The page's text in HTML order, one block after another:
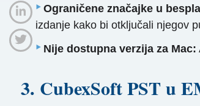
Ograničene značajke u
izdanje kako bi otključali njegov
Nije dostupna verzija za Mac:
3. CubexSoft PST u